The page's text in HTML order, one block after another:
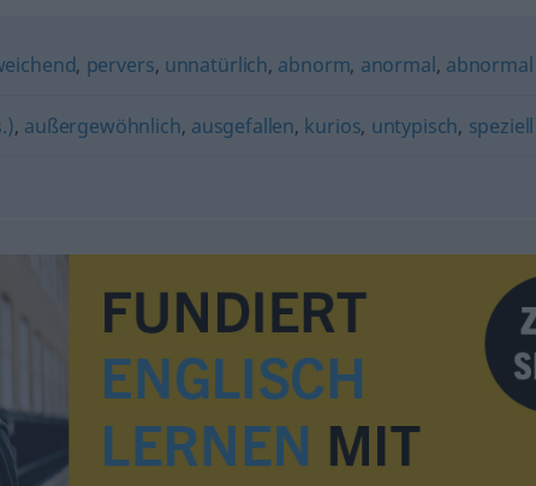
, pervers, unnatürlich, abnorm, anormal, abnormal
, außergewöhnlich, ausgefallen, kurios, untypisch, speziell